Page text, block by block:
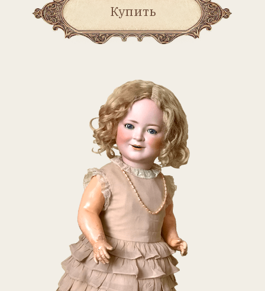
Музеи и выставки – МУЗЕЙ
АНТИКВАРНЫХ КУКОЛ В
ГОРОДЕ
Марина Ждамарова
История фабрики –КУКЛЫ
РЕЙНАЛЬ – ПОКОРИТЕЛЬНИЦЫ
ДЕТСКИХ СЕРДЕЦ
–
Валентина Белянина
Экспонат –УВИДЕТЬ ЗВЕЗДУ или
Содержание